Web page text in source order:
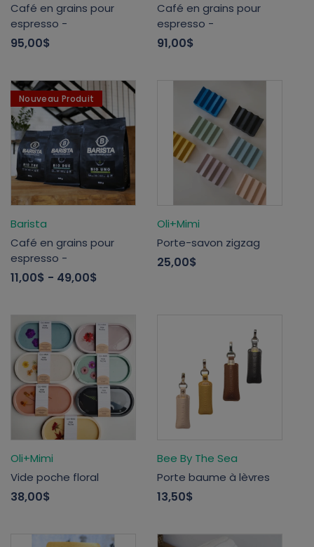
Café en grains pour
espresso -
95,00$
Café en grains pour
espresso -
91,00$
Nouveau Produit
Barista
Café en grains pour
espresso -
11,00$ - 49,00$
Oli+Mimi
Porte-savon zigzag
25,00$
Oli+Mimi
Vide poche floral
38,00$
Bee By The Sea
Porte baume à lèvres
13,50$